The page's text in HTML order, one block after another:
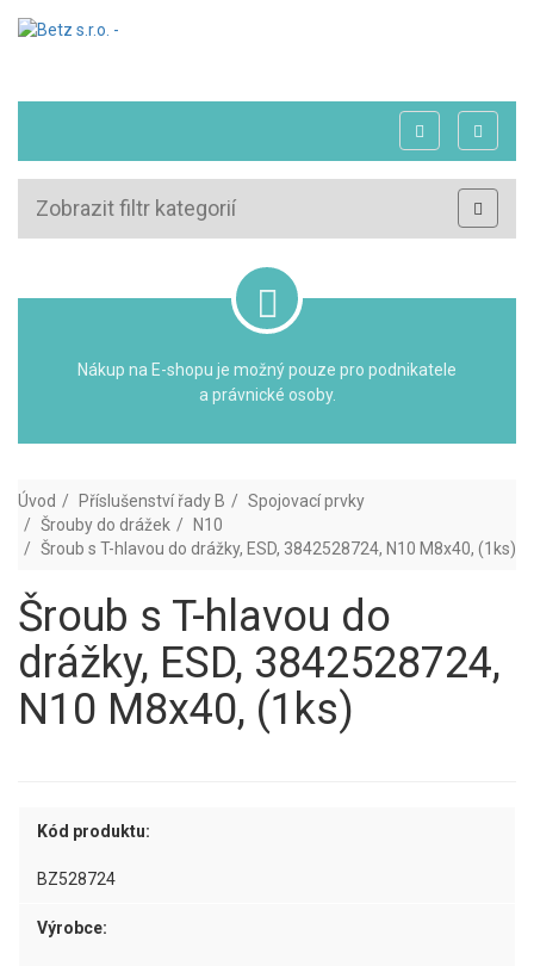
Zobrazit filtr kategorií
Nákup na E-shopu je možný pouze pro podnikatele
a právnické osoby.
Úvod Příslušenství řady B
Spojovací prvky
Šrouby do drážek
N10
Šroub s T-hlavou do drážky, ESD, 3842528724, N10 M8x40, (1ks)
Šroub s T-hlavou do
drážky, ESD, 3842528724,
N10 M8x40, (1ks)
Kód produktu:
BZ528724
Výrobce: